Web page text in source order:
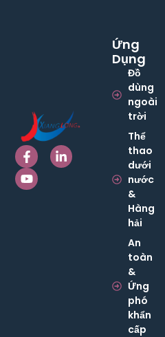
Ứng
Dụng
Đồ
dùng
ngoài
trời
Thể
thao
dưới
nước
&
Hàng
hải
An
toàn
&
Ứng
phó
khẩn
cấp